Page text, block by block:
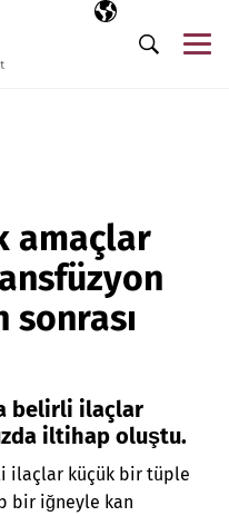
Seçili dil
TR
Arama
amaçlar
belirli ilaçlar
iltihap oluştu.
ilaçlar küçük bir tüple
bir iğneyle kan